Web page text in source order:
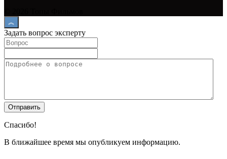
Задать вопрос эксперту
Спасибо!
В ближайшее время мы опубликуем информацию.